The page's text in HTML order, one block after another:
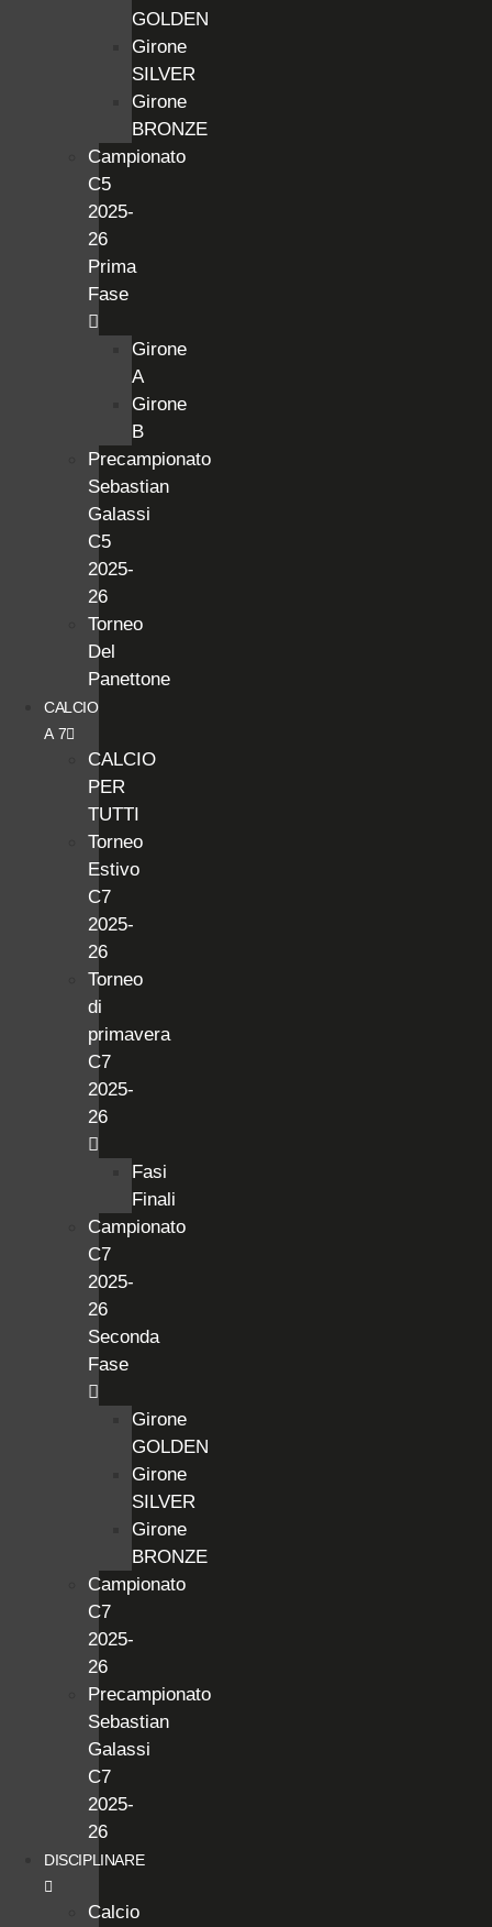
GOLDEN
Girone
SILVER
Girone
BRONZE
Campionato
C5
2025-
26
Prima
Fase
Girone
A
Girone
B
Precampionato
Sebastian
Galassi
C5
2025-
26
Torneo
Del
Panettone
CALCIO
A 7
CALCIO
PER
TUTTI
Torneo
Estivo
C7
2025-
26
Torneo
di
primavera
C7
2025-
26
Fasi
Finali
Campionato
C7
2025-
26
Seconda
Fase
Girone
GOLDEN
Girone
SILVER
Girone
BRONZE
Campionato
C7
2025-
26
Precampionato
Sebastian
Galassi
C7
2025-
26
DISCIPLINARE
Calcio